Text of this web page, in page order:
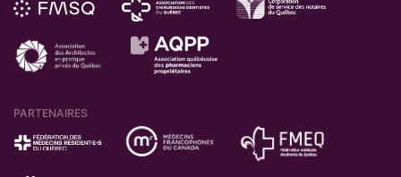
PARTENAIRES